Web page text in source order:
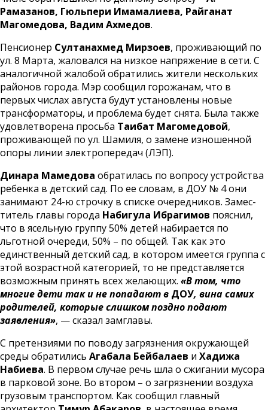
Рамазанов, Гюльпери Имамалиева, Райганат
Магомедова, Вадим Ахмедов.
Пенсионер Султанахмед Мирзоев, проживающий по
ул. 8 Марта, жаловался на низкое напряжение в сети. С
аналогичной жалобой обратились жители нескольких
районов города. Мэр сообщил горожанам, что в
первых числах августа будут установлены новые
трансформаторы, и проблема будет снята. Была также
удовлетворена просьба Таибат Магомедовой,
проживающей по ул. Шамиля, о замене изношенной
опоры линии электропередач (ЛЭП).
Динара Мамедова обратилась по вопросу устройства
ребенка в детский сад. По ее словам, в ДОУ № 4 они
занимают 24-ю строчку в списке очередников. Замес-
титель главы города Набигула Ибрагимов пояснил,
что в ясельную группу 50% детей набирается по
льготной очереди, 50% – по общей. Так как это
единственный детский сад, в котором имеется группа с
этой возрастной категорией, то не представляется
возможным принять всех желающих. «В том, что
многие дети так и не попадают в ДОУ, вина самих
родителей, которые слишком поздно подают
заявления», — сказал замглавы.
С претензиями по поводу загрязнения окружающей
среды обратились Агабала Бейбалаев и Хадижа
Набиева. В первом случае речь шла о сжигании мусора
в парковой зоне. Во втором – о загрязнении воздуха
грузовым транспортом. Как сообщил главный